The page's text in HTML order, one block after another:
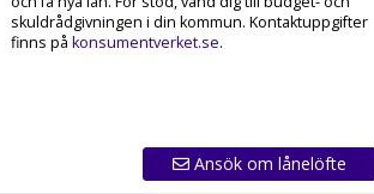
skuldrådgivningen i din kommun. Kontaktuppgifter
finns på konsumentverket.se.
Ansök om lånelöfte